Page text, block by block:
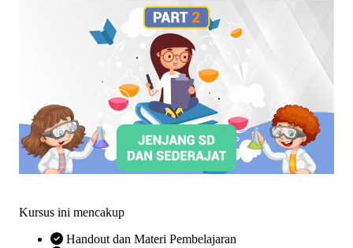
Kursus ini mencakup
Handout dan Materi Pembelajaran